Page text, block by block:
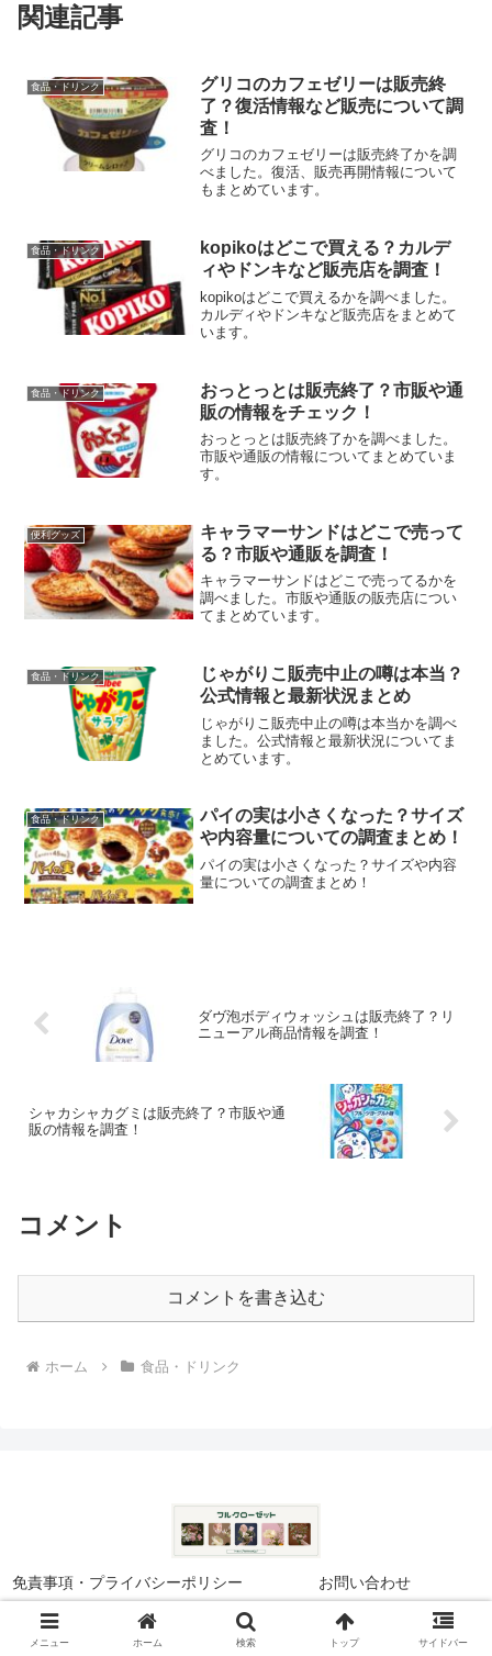
関連記事
食品・ドリンク
グリコのカフェゼリーは販売終
了？復活情報など販売について調
査！
グリコのカフェゼリーは販売終了かを調
べました。復活、販売再開情報について
もまとめています。
食品・ドリンク
kopikoはどこで買える？カルデ
ィやドンキなど販売店を調査！
kopikoはどこで買えるかを調べました。
カルディやドンキなど販売店をまとめて
います。
食品・ドリンク
おっとっとは販売終了？市販や通
販の情報をチェック！
おっとっとは販売終了かを調べました。
市販や通販の情報についてまとめていま
す。
便利グッズ
キャラマーサンドはどこで売って
る？市販や通販を調査！
キャラマーサンドはどこで売ってるかを
調べました。市販や通販の販売店につい
てまとめています。
食品・ドリンク
じゃがりこ販売中止の噂は本当？
公式情報と最新状況まとめ
じゃがりこ販売中止の噂は本当かを調べ
ました。公式情報と最新状況についてま
とめています。
食品・ドリンク
パイの実は小さくなった？サイズ
や内容量についての調査まとめ！
パイの実は小さくなった？サイズや内容
量についての調査まとめ！
ダヴ泡ボディウォッシュは販売終了？リ
ニューアル商品情報を調査！
シャカシャカグミは販売終了？市販や通
販の情報を調査！
コメント
コメントを書き込む
ホーム 食品・ドリンク
免責事項・プライバシーポリシー お問い合わせ
© 2024 フルクローゼット.
メニュー ホーム 検索 トップ サイドバー